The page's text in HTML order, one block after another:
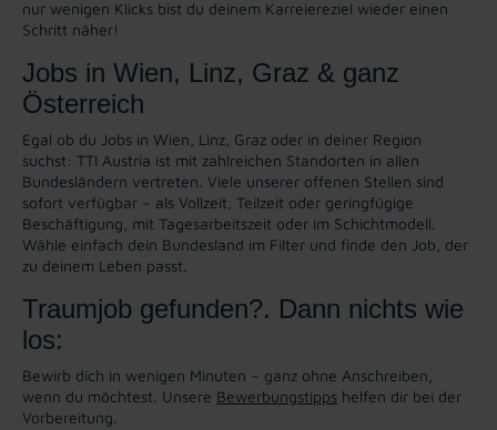
nur wenigen Klicks bist du deinem Karreiereziel wieder einen
Schritt näher!
Jobs in Wien, Linz, Graz & ganz
Österreich
Egal ob du Jobs in Wien, Linz, Graz oder in deiner Region
suchst: TTI Austria ist mit zahlreichen Standorten in allen
Bundesländern vertreten. Viele unserer offenen Stellen sind
sofort verfügbar – als Vollzeit, Teilzeit oder geringfügige
Beschäftigung, mit Tagesarbeitszeit oder im Schichtmodell.
Wähle einfach dein Bundesland im Filter und finde den Job, der
zu deinem Leben passt.
Traumjob gefunden?. Dann nichts wie
los:
Bewirb dich in wenigen Minuten – ganz ohne Anschreiben,
wenn du möchtest. Unsere Bewerbungstipps helfen dir bei der
Vorbereitung.